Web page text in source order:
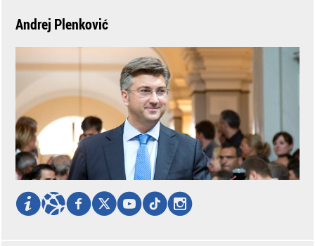
Andrej Plenković